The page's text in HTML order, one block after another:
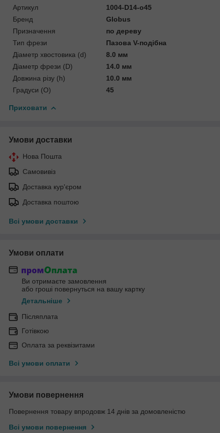
Артикул
1004-D14-o45
Бренд
Globus
Призначення
по дереву
Тип фрези
Пазова V-подібна
Діаметр хвостовика (d)
8.0 мм
Діаметр фрези (D)
14.0 мм
Довжина різу (h)
10.0 мм
Градуси (O)
45
Приховати
Умови доставки
Нова Пошта
Самовивіз
Доставка кур'єром
Доставка поштою
Всі умови доставки
Умови оплати
Ви отримаєте замовлення
або гроші повернуться на вашу картку
Детальніше
Післяплата
Готівкою
Оплата за реквізитами
Всі умови оплати
Умови повернення
Повернення товару впродовж 14 днів за домовленістю
Всі умови повернення